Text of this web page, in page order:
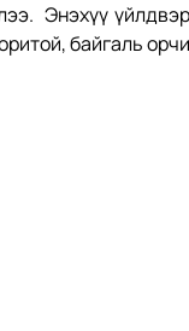
Энэхүү
байгаль